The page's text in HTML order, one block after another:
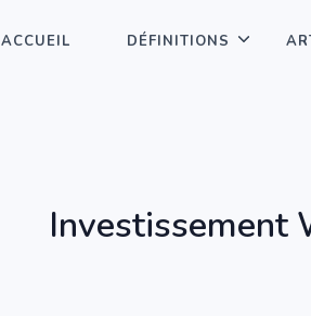
ACCUEIL DÉFINITIONS
Investissement